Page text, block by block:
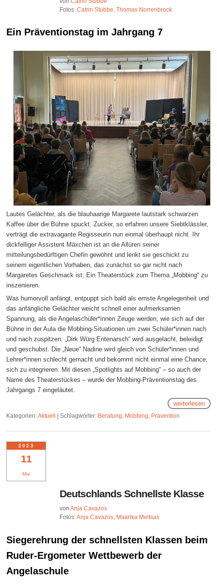
Fotos:Catrin Stubbe ,Thomas Norrenbrock
Ein Präventionstag im Jahrgang 7
Lautes Gelächter, als die blauhaarige Margarete lautstark schwarzen
Kaffee über die Bühne spuckt. Zucker, so erfahren unsere Siebtklässler,
verträgt die extravagante Regisseurin nun einmal überhaupt nicht. Ihr
dickfelliger Assistent Mäxchen ist an die Allüren seiner
mitteilungsbedürftigen Chefin gewöhnt und lenkt sie geschickt zu
seinem eigentlichen Vorhaben, das zunächst so gar nicht nach
Margaretes Geschmack ist: Ein Theaterstück zum Thema „Mobbing“ zu
inszenieren.
Was humorvoll anfängt, entpuppt sich bald als ernste Angelegenheit und
das anfängliche Gelächter weicht schnell einer aufmerksamen
Spannung, als die Angelaschüler*innen Zeuge werden, wie sich auf der
Bühne in der Aula die Mobbing-Situationen um zwei Schüler*innen nach
und nach zuspitzen: „Dirk Würg Entenarsch“ wird ausgelacht, beleidigt
und geschubst. Die „Neue“ Nadine wird gleich von Schüler*innen und
Lehrer*innen schlecht gemacht und bekommt nicht einmal eine Chance,
sich zu integrieren. Mit diesen „Spotlights auf Mobbing“ – so auch der
Name des Theaterstückes – wurde der Mobbing-Präventionstag des
Jahrgangs 7 eingeläutet.
weiterlesen
Kategorien:Aktuell |Schlagwörter: Beratung, Mobbing, Prävention
11
Mai
2023
Deutschlands Schnellste Klasse
vonAnja Cavazos
Fotos:Anja Cavazos, Maarika Meltsas
Siegerehrung der schnellsten Klassen beim
Ruder-Ergometer Wettbewerb der
Angelaschule